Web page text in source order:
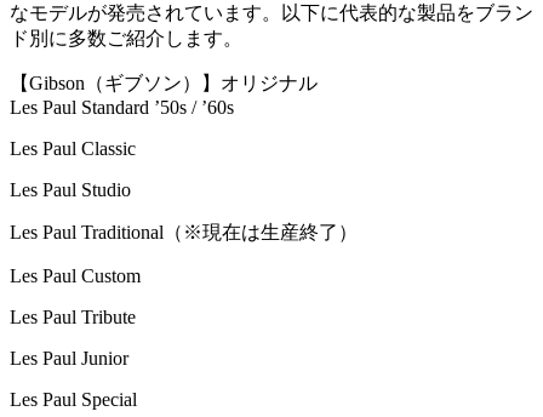
なモデルが発売されています。以下に代表的な製品をブラン
ド別に多数ご紹介します。
【Gibson（ギブソン）】オリジナル
Les Paul Standard ’50s / ’60s
Les Paul Classic
Les Paul Studio
Les Paul Traditional（※現在は生産終了）
Les Paul Custom
Les Paul Tribute
Les Paul Junior
Les Paul Special